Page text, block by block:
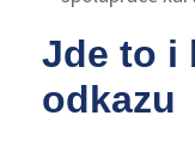
Jde to i
odkazu